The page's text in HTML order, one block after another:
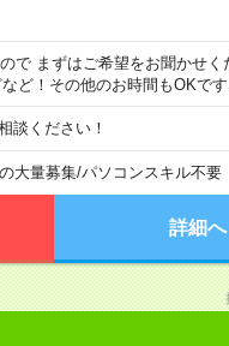
で まずはご希望をお聞かせく
ど！その他のお時間もOKです
談ください！
大量募集/パソコンスキル不要
詳細へ